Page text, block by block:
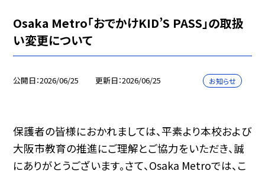
Osaka Metro「おでかけKID’S PASS」の取扱
い変更について
公開日 2026/06/25 更新日 2026/06/25 お知らせ
保護者の皆様におかれましては、平素より本校および
大阪市教育の推進にご理解とご協力をいただき、誠
にありがとうございます。さて、Osaka Metroでは、こ